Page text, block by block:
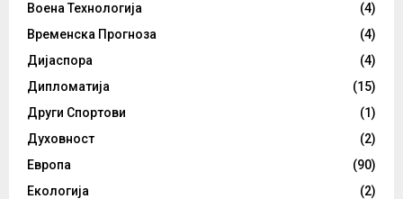
Воена Технологија
(4)
Временска Прогноза
(4)
Дијаспора
(4)
Дипломатија
(15)
Други Спортови
(1)
Духовност
(2)
Европа
(90)
Екологија
(2)